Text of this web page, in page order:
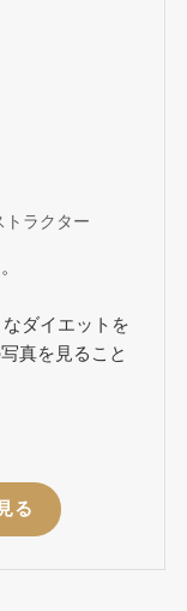
トラクター
ダイエットを
真を見ること
る